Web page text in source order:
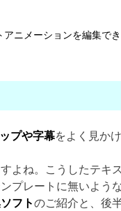
アニメーションを編集で
プや字幕をよく見かけ
よね。こうしたテキ
プレートに無いよ
フトのご紹介と、後